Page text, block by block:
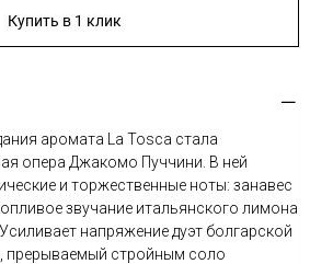
Купить в 1 клик
аромата La Tosca стала
опера Джакомо Пуччини. В ней
и торжественные ноты: занавес
звучание итальянского лимона
напряжение дуэт болгарской
прерываемый стройным соло